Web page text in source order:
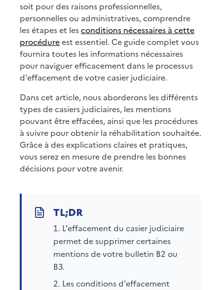
soit pour des raisons professionnelles,
personnelles ou administratives, comprendre
les étapes et lesconditions nécessaires à cette
procédureest essentiel. Ce guide complet vous
fournira toutes les informations nécessaires
pour naviguer efficacement dans le processus
d'effacement de votre casier judiciaire.
Dans cet article, nous aborderons les différents
types de casiers judiciaires, les mentions
pouvant être effacées, ainsi que les procédures
à suivre pour obtenir la réhabilitation souhaitée.
Grâce à des explications claires et pratiques,
vous serez en mesure de prendre les bonnes
décisions pour votre avenir.
L'effacement du casier judiciaire
permet de supprimer certaines
mentions de votre bulletin B2 ou
B3.
Les conditions d'effacement